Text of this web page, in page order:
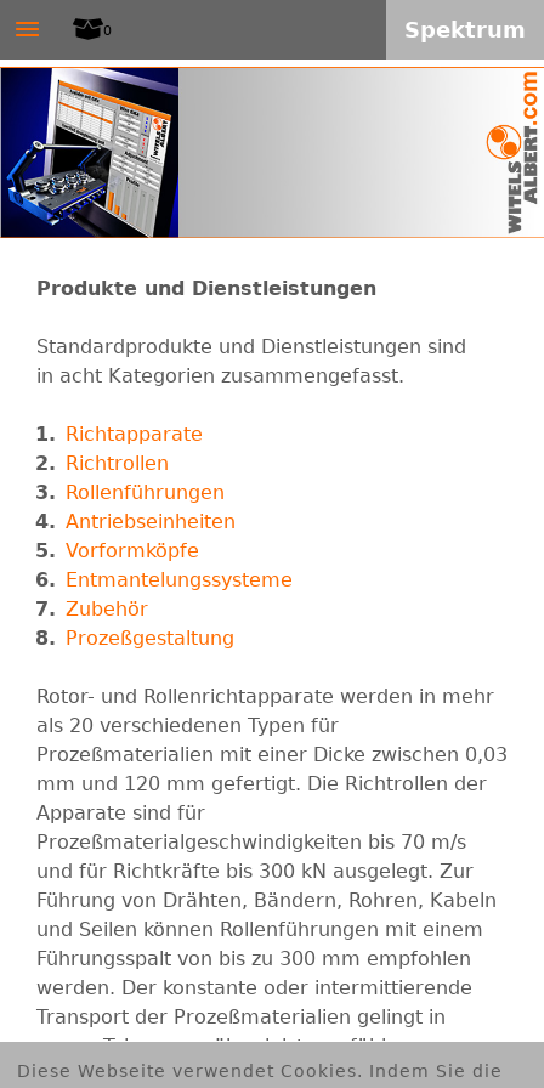
zum
Inhalt
W
I
T
E
A
B
E
T
G
m
b
H
0
≡ Spektrum
Produkte und Dienstleistungen
Standardprodukte und Dienstleistungen sind
in acht Kategorien zusammengefasst.
Richtapparate
Richtrollen
Rollenführungen
Antriebseinheiten
Vorformköpfe
Entmantelungssysteme
Zubehör
Prozeßgestaltung
Rotor- und Rollenrichtapparate werden in mehr
als 20 verschiedenen Typen für
Prozeßmaterialien mit einer Dicke zwischen 0,03
mm und 120 mm gefertigt. Die Richtrollen der
Apparate sind für
Prozeßmaterialgeschwindigkeiten bis 70 m/s
und für Richtkräfte bis 300 kN ausgelegt. Zur
Führung von Drähten, Bändern, Rohren, Kabeln
und Seilen können Rollenführungen mit einem
Führungsspalt von bis zu 300 mm empfohlen
werden. Der konstante oder intermittierende
Transport der Prozeßmaterialien gelingt in
engen Toleranzen über leistungsfähige
Antriebseinheiten.
Diese Webseite verwendet Cookies. Indem Sie die